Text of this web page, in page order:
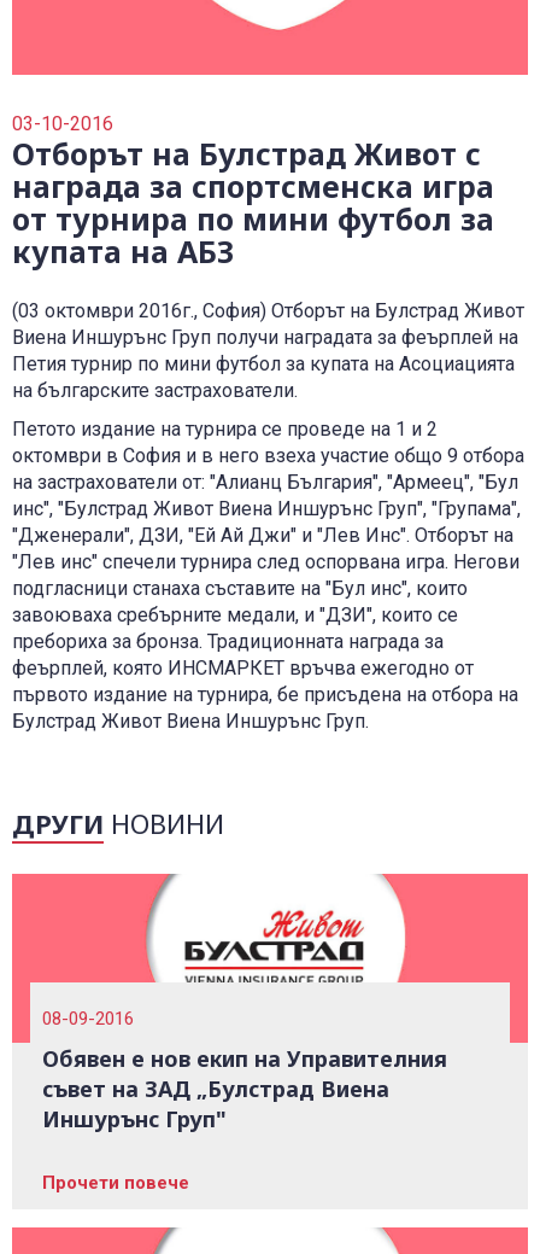
0700 18 800
03-10-2016
Отборът на Булстрад Живот с
награда за спортсменска игра
от турнира по мини футбол за
купата на АБЗ
(03 октомври 2016г., София) Отборът на Булстрад Живот
Виена Иншурънс Груп получи наградата за феърплей на
Петия турнир по мини футбол за купата на Асоциацията
на българските застрахователи.
Петото издание на турнира се проведе на 1 и 2
октомври в София и в него взеха участие общо 9 отбора
на застрахователи от: "Алианц България", "Армеец", "Бул
инс", "Булстрад Живот Виена Иншурънс Груп", "Групама",
"Дженерали", ДЗИ, "Ей Ай Джи" и "Лев Инс". Отборът на
"Лев инс" спечели турнира след оспорвана игра. Негови
подгласници станаха съставите на "Бул инс", които
завоюваха сребърните медали, и "ДЗИ", които се
пребориха за бронза. Традиционната награда за
феърплей, която ИНСМАРКЕТ връчва ежегодно от
първото издание на турнира, бе присъдена на отбора на
Булстрад Живот Виена Иншурънс Груп.
ДРУГИ НОВИНИ
08-09-2016
Обявен е нов екип на Управителния
съвет на ЗАД „Булстрад Виена
Иншурънс Груп"
Прочети повече